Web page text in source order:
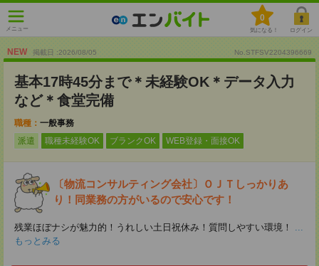
メニュー
0
気になる！ ログイン
NEW 掲載日 :2026/08/05 No.STFSV2204396669
基本17時45分まで＊未経験OK＊データ入力
など＊食堂完備
職種： 一般事務
派遣
職種未経験OK ブランクOK WEB登録・面接OK
〔物流コンサルティング会社〕ＯＪＴしっかりあ
り！同業務の方がいるので安心です！
残業ほぼナシが魅力的！うれしい土日祝休み！質問しやすい環境！
...
もっとみる